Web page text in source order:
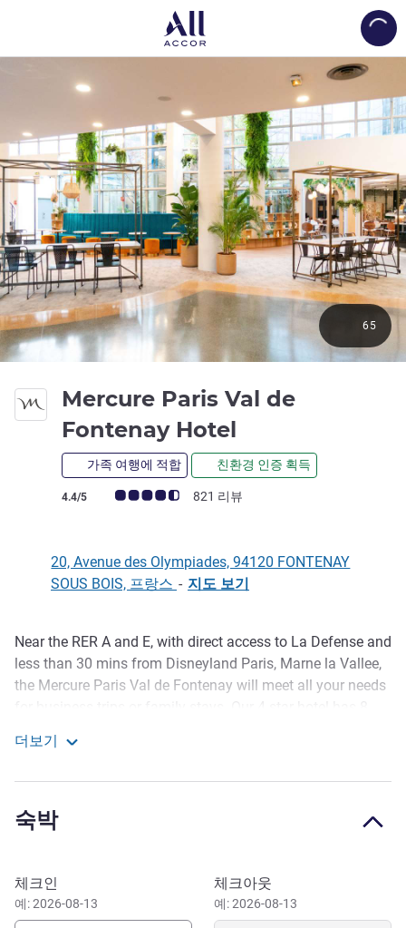
Mercure Paris Val de
Fontenay Hotel
가족 여행에 적합 친환경 인증 획득
고객 평점 (ALL 평가)
4.4/5 821 리뷰
65
20, Avenue des Olympiades, 94120 FONTENAY
SOUS BOIS, 프랑스 - 지도 보기
호텔설명
Near the RER A and E, with direct access to La Defense and
less than 30 mins from Disneyland Paris, Marne la Vallee,
the Mercure Paris Val de Fontenay will meet all your needs
sporty types, a bar with a happy hour and a restaurant
In the heart of the Val de Fontenay business district, you
can access major transport hubs in Paris like Gare de Lyon,
mins. Add to your stay with a sports event thanks to our
proximity to the U Arena, wander around Chateau de
Vincennes or go to an event at Pavillon Baltard.
더보기
숙박
이 호텔 예약하기
체크인
예: 2026-08-13
체크아웃
예: 2026-08-13